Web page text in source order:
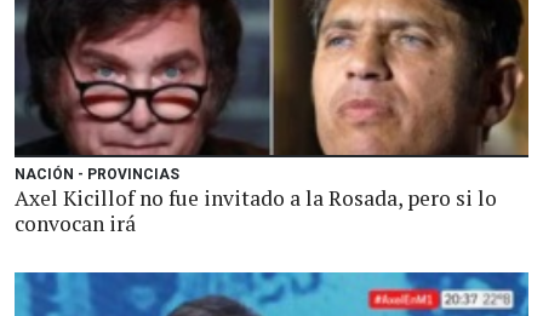
NACIÓN - PROVINCIAS
Axel Kicillof no fue invitado a la Rosada, pero si lo
convocan irá